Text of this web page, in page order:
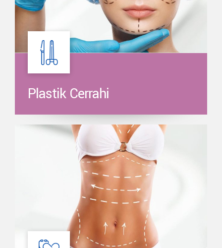
Plastik Cerrahi